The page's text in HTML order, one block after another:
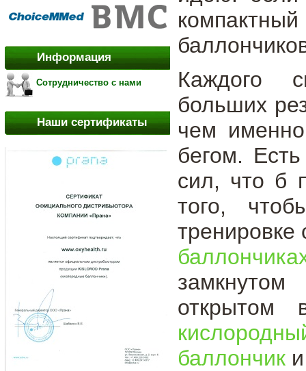
Информация
Сотрудничество с нами
Наши сертификаты
Каждого
больших
чем
бегом.
сил, что б
того,
баллончик